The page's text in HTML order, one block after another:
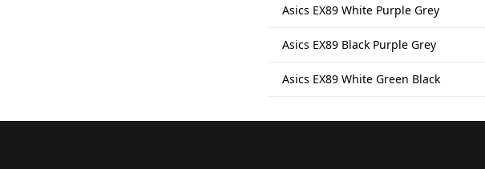
любовь к архивным силуэтам. Мужские
остаются фаворитами для ежедневного
Инновации и материалы Asics EX89
Asics EX89 White Purple Grey
Asics EX89 Black Purple Grey
Asics EX89 White Green Black